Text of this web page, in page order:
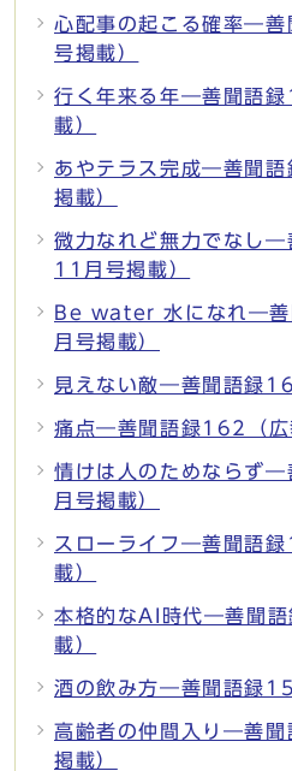
心配事の起こる確率―
号掲載）
行く年来る年―善聞語
載）
あやテラス完成―善聞
掲載）
微力なれど無力でなし
11月号掲載）
Be water 水になれ―
月号掲載）
見えない敵―善聞語録
痛点―善聞語録162（広
情けは人のためならず
月号掲載）
スローライフ―善聞語
載）
本格的なAI時代―善聞
載）
酒の飲み方―善聞語録
高齢者の仲間入り―善
掲載）